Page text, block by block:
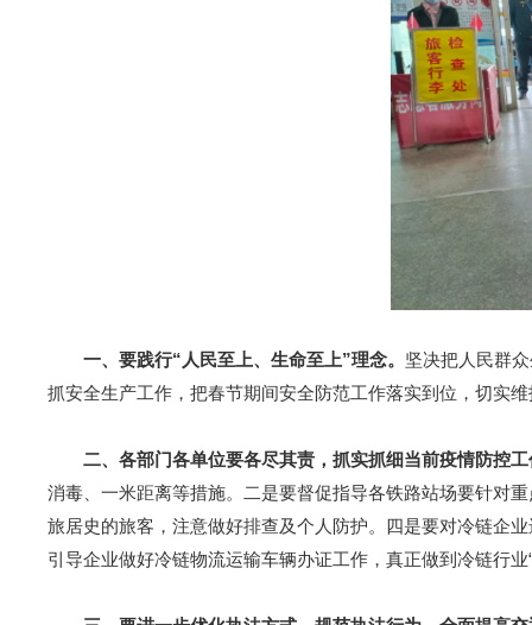
一、要践行“人民至上、生命至上”理念。 坚决把人民群
抓安全生产工作，把春节期间安全防范工作落实到位，切实
二、各部门各单位要各尽其责，抓实抓细当前疫情防控
消毒、一米距离等措施。二是要督促指导各铁路站场要针对
旅居史的旅客，注意做好排查及个人防护。四是要对冷链企
引导企业做好冷链物流运输车辆办证工作，真正做到冷链行